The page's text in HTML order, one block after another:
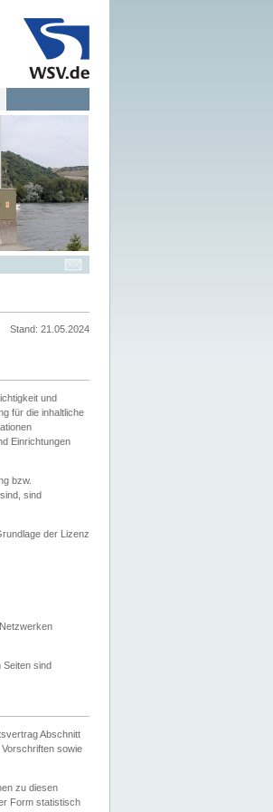
Stand: 21.05.2024
und
für die inhaltliche
Einrichtungen
bzw.
sind
der Lizenz
Seiten sind
Abschnitt
sowie
zu diesen
Form statistisch